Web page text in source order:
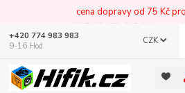
cena dopravy od 75 Kč
CZK
+420 774 983 983
9-16 Hod